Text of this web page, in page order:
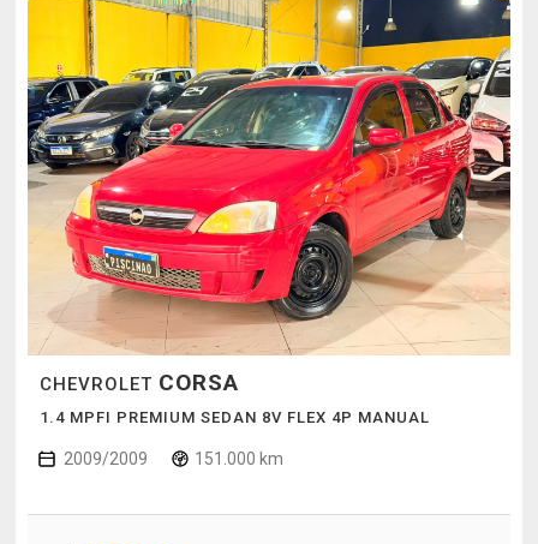
CHEVROLET CORSA
1.4 MPFI PREMIUM SEDAN 8V FLEX 4P MANUAL
2009/2009 151.000 km